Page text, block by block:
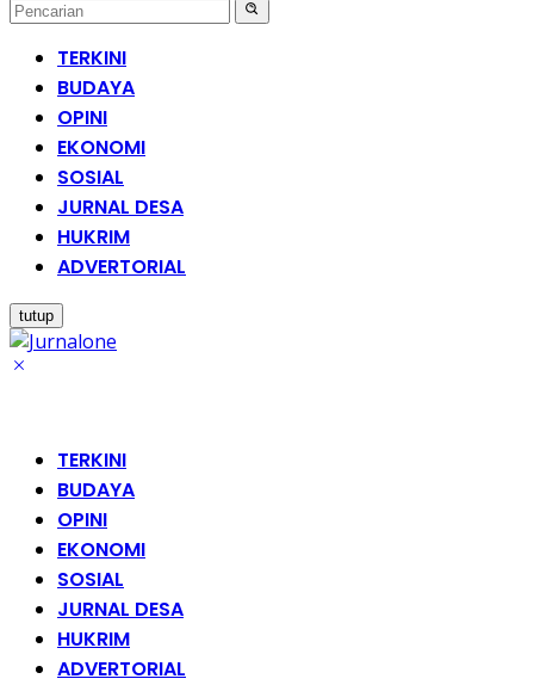
TERKINI
BUDAYA
OPINI
EKONOMI
SOSIAL
JURNAL DESA
HUKRIM
ADVERTORIAL
tutup
TERKINI
BUDAYA
OPINI
EKONOMI
SOSIAL
JURNAL DESA
HUKRIM
ADVERTORIAL